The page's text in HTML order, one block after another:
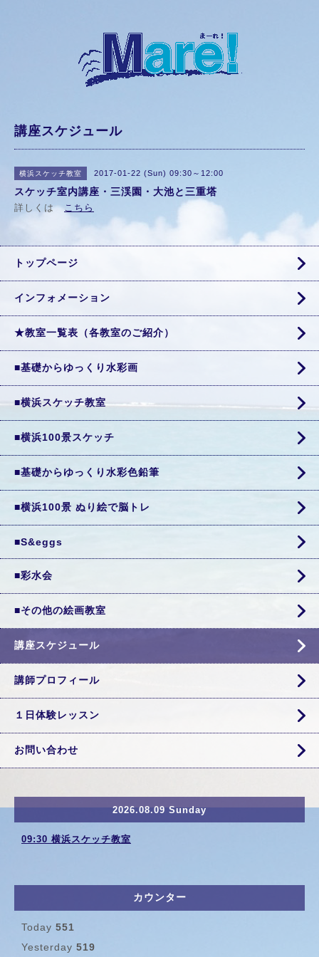
講座スケジュール
横浜スケッチ教室 2017-01-22 (Sun) 09:30～12:00
スケッチ室内講座・三渓園・大池と三重塔
詳しくはこちら
トップページ
インフォメーション
★教室一覧表（各教室のご紹介）
■基礎からゆっくり水彩画
■横浜スケッチ教室
■横浜100景スケッチ
■基礎からゆっくり水彩色鉛筆
■横浜100景 ぬり絵で脳トレ
■S&eggs
■彩水会
■その他の絵画教室
講座スケジュール
講師プロフィール
１日体験レッスン
お問い合わせ
2026.08.09 Sunday
09:30 横浜スケッチ教室
カウンター
Today 551
Yesterday 519